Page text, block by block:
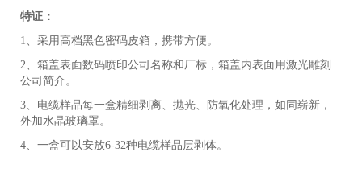
特证：
1、采用高档黑色密码皮箱，携带方便。
2、箱盖表面数码喷印公司名称和厂标，箱盖内表面用激光雕刻
公司简介。
3、电缆样品每一盒精细剥离、抛光、防氧化处理，如同崭新，
外加水晶玻璃罩。
4、一盒可以安放6-32种电缆样品层剥体。